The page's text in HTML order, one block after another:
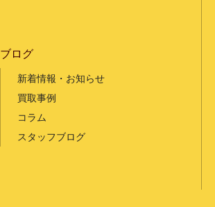
ブログ
新着情報・お知らせ
買取事例
コラム
スタッフブログ